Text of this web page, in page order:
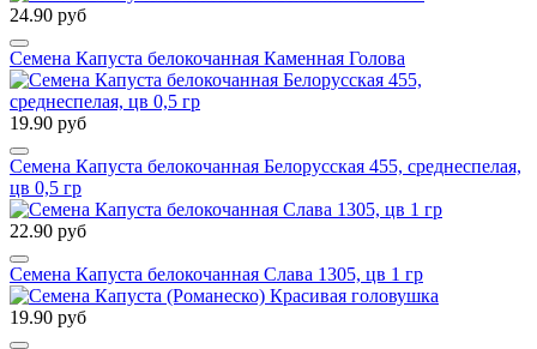
24.90 руб
Семена Капуста белокочанная Каменная Голова
19.90 руб
Семена Капуста белокочанная Белорусская 455, среднеспелая,
цв 0,5 гр
22.90 руб
Семена Капуста белокочанная Слава 1305, цв 1 гр
19.90 руб